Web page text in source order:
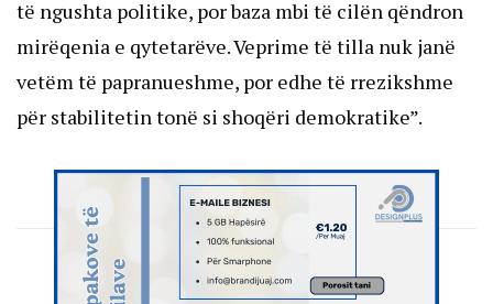
të ngushta politike, por baza mbi të cilën qëndron
mirëqenia e qytetarëve. Veprime të tilla nuk janë
vetëm të papranueshme, por edhe të rrezikshme
për stabilitetin tonë si shoqëri demokratike”.